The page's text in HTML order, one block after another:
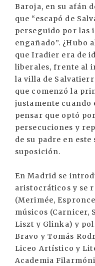
Baroja, en su afán
que “escapó de
perseguido por las
engañado”. ¿Hubo
que Iradier era de
liberales, frente al
la villa de
que comenzó la
justamente cuando
pensar que optó
persecuciones y
de su padre en
suposición.
En Madrid se
aristocráticos y se
(Merimée,
músicos (Carnicer,
Liszt y Glinka) y
Bravo y Tomás
Liceo Artístico y
Academia